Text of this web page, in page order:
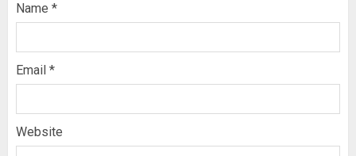
Name *
Email *
Website